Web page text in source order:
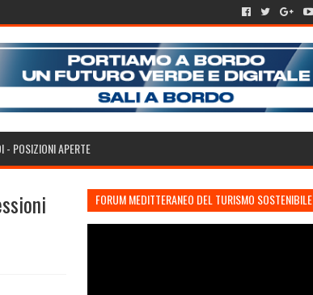
- POSIZIONI APERTE
FORUM MEDITTERANEO DEL TURISMO SOSTENIBILE